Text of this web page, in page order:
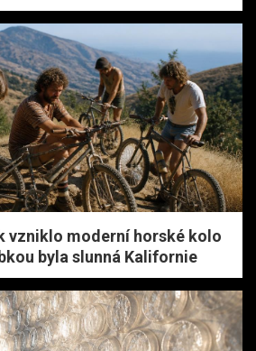
vzniklo moderní horské kolo
byla slunná Kalifornie